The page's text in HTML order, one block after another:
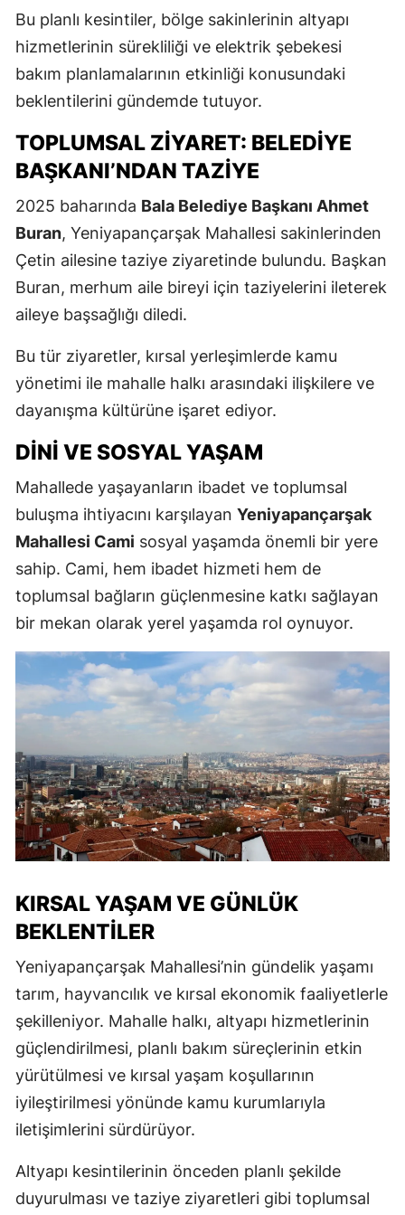
Bu planlı kesintiler, bölge sakinlerinin altyapı
hizmetlerinin sürekliliği ve elektrik şebekesi
bakım planlamalarının etkinliği konusundaki
beklentilerini gündemde tutuyor.
TOPLUMSAL ZIYARET: BELEDIYE
BAŞKANI’NDAN TAZIYE
2025 baharında Bala Belediye Başkanı Ahmet
Buran, Yeniyapançarşak Mahallesi sakinlerinden
Çetin ailesine taziye ziyaretinde bulundu. Başkan
Buran, merhum aile bireyi için taziyelerini ileterek
aileye başsağlığı diledi.
Bu tür ziyaretler, kırsal yerleşimlerde kamu
yönetimi ile mahalle halkı arasındaki ilişkilere ve
dayanışma kültürüne işaret ediyor.
DINI VE SOSYAL YAŞAM
Mahallede yaşayanların ibadet ve toplumsal
buluşma ihtiyacını karşılayan Yeniyapançarşak
Mahallesi Cami sosyal yaşamda önemli bir yere
sahip. Cami, hem ibadet hizmeti hem de
toplumsal bağların güçlenmesine katkı sağlayan
bir mekan olarak yerel yaşamda rol oynuyor.
KIRSAL YAŞAM VE GÜNLÜK
BEKLENTILER
Yeniyapançarşak Mahallesi’nin gündelik yaşamı
tarım, hayvancılık ve kırsal ekonomik faaliyetlerle
şekilleniyor. Mahalle halkı, altyapı hizmetlerinin
güçlendirilmesi, planlı bakım süreçlerinin etkin
yürütülmesi ve kırsal yaşam koşullarının
iyileştirilmesi yönünde kamu kurumlarıyla
iletişimlerini sürdürüyor.
Altyapı kesintilerinin önceden planlı şekilde
duyurulması ve taziye ziyaretleri gibi toplumsal